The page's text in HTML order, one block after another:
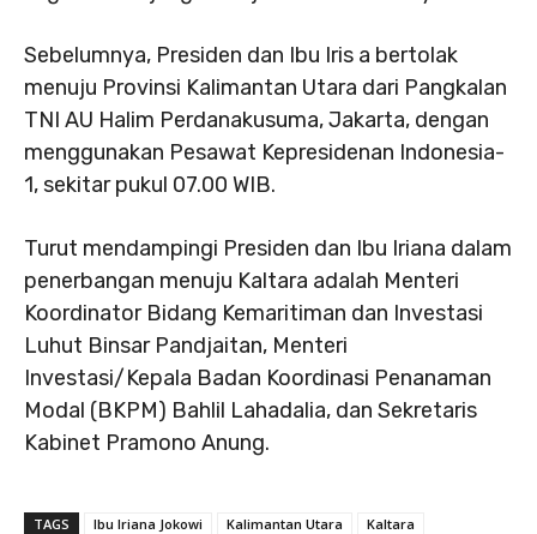
Sebelumnya, Presiden dan Ibu Iris a bertolak
menuju Provinsi Kalimantan Utara dari Pangkalan
TNI AU Halim Perdanakusuma, Jakarta, dengan
menggunakan Pesawat Kepresidenan Indonesia-
1, sekitar pukul 07.00 WIB.
Turut mendampingi Presiden dan Ibu Iriana dalam
penerbangan menuju Kaltara adalah Menteri
Koordinator Bidang Kemaritiman dan Investasi
Luhut Binsar Pandjaitan, Menteri
Investasi/Kepala Badan Koordinasi Penanaman
Modal (BKPM) Bahlil Lahadalia, dan Sekretaris
Kabinet Pramono Anung.
TAGS Ibu Iriana Jokowi Kalimantan Utara Kaltara